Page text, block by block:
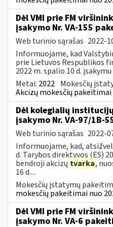
Dėl VMI prie FM
įsakymo Nr. VA-155
Web turinio sąrašas 2022-
Informuojame, kad
prie Lietuvos Respublikos
2022 m. spalio 10 d.
Metai: 2022 Mokesčių
Akcizų mokesčių pakeitimai
Dėl kolegialių
įsakymo Nr. VA-97/1B-
Web turinio sąrašas 2022-
Informuojame, kad,
d. Tarybos direktyvos (ES)
bendroji akcizų tvarka,
16 d....
Mokesčių įstatymų
mokesčių pakeitimai nuo
Dėl VMI prie FM
įsakymo Nr. VA-6